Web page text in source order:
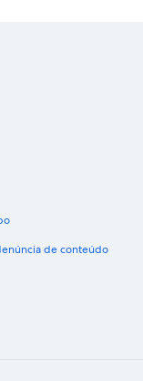
Enseada e arredores
e arredores
de conteúdo